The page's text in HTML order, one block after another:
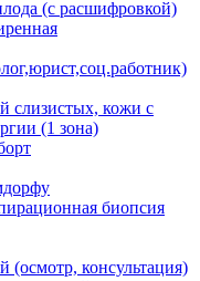
(с расшифровкой)
слизистых, кожи с
(1 зона)
биопсия
(осмотр, консультация)